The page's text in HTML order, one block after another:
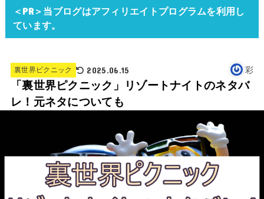
＜PR＞当ブログはアフィリエイトプログラムを利用し
ています。
裏世界ピクニック 2025.06.15 彩
「裏世界ピクニック」リゾートナイトのネタバ
レ！元ネタについても